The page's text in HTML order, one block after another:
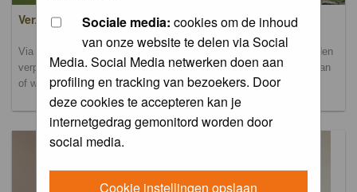
Sociale media: cookies om de inhoud
van onze website te delen via Social
Media. Social Media netwerken doen aan
profiling en tracking van bezoekers. Door
deze cookies te accepteren kan je
internetgedrag gemonitord worden door
social media.
Cookie instellingen opslaan
Verzamel- en uploadalbum
Via dit album kun je foto's uploaden. Onderscheidende foto's worden
verplaatst naar de database-albums. Andere foto's blijven hier staan
of worden verplaatst naar het verbeteralbum.